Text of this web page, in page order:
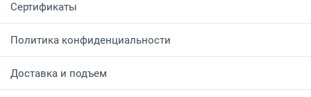
Сертификаты
Политика конфиденциальности
Доставка и подъем